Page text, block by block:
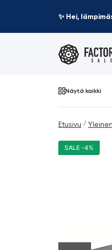
✨ Hei,
Näytä kaikki
Etusivu /
SALE -4%